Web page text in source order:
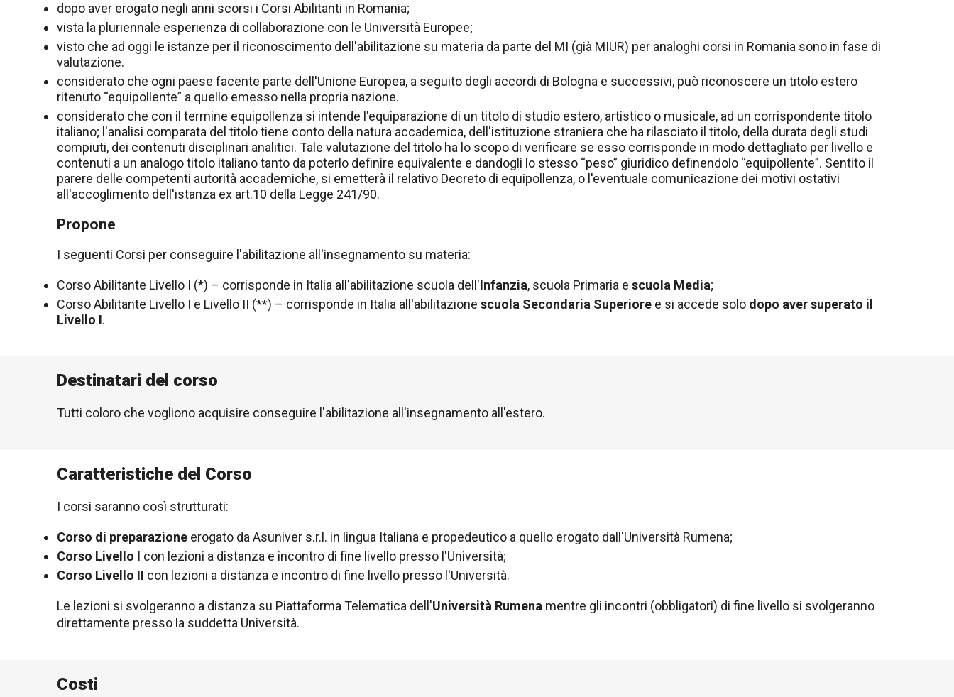
dopo aver erogato negli anni scorsi i Corsi Abilitanti in Romania;
vista la pluriennale esperienza di collaborazione con le Università Europee;
visto che ad oggi le istanze per il riconoscimento dell'abilitazione su materia da parte del MI (già MIUR) per analoghi corsi in Romania sono in fase di
valutazione.
considerato che ogni paese facente parte dell'Unione Europea, a seguito degli accordi di Bologna e successivi, può riconoscere un titolo estero
ritenuto “equipollente” a quello emesso nella propria nazione.
considerato che con il termine equipollenza si intende l'equiparazione di un titolo di studio estero, artistico o musicale, ad un corrispondente titolo
italiano; l'analisi comparata del titolo tiene conto della natura accademica, dell'istituzione straniera che ha rilasciato il titolo, della durata degli studi
compiuti, dei contenuti disciplinari analitici. Tale valutazione del titolo ha lo scopo di verificare se esso corrisponde in modo dettagliato per livello e
contenuti a un analogo titolo italiano tanto da poterlo definire equivalente e dandogli lo stesso “peso” giuridico definendolo “equipollente”. Sentito il
parere delle competenti autorità accademiche, si emetterà il relativo Decreto di equipollenza, o l'eventuale comunicazione dei motivi ostativi
all'accoglimento dell'istanza ex art.10 della Legge 241/90.
Propone
I seguenti Corsi per conseguire l'abilitazione all'insegnamento su materia:
Corso Abilitante Livello I (*) – corrisponde in Italia all'abilitazione scuola dell'Infanzia, scuola Primaria e scuola Media;
Corso Abilitante Livello I e Livello II (**) – corrisponde in Italia all'abilitazione scuola Secondaria Superiore e si accede solo dopo aver superato il
Livello I.
Destinatari del corso
Tutti coloro che vogliono acquisire conseguire l'abilitazione all'insegnamento all'estero.
Caratteristiche del Corso
I corsi saranno così strutturati:
Corso di preparazione erogato da Asuniver s.r.l. in lingua Italiana e propedeutico a quello erogato dall'Università Rumena;
Corso Livello I con lezioni a distanza e incontro di fine livello presso l'Università;
Corso Livello II con lezioni a distanza e incontro di fine livello presso l'Università.
Le lezioni si svolgeranno a distanza su Piattaforma Telematica dell'Università Rumena mentre gli incontri (obbligatori) di fine livello si svolgeranno
direttamente presso la suddetta Università.
Costi